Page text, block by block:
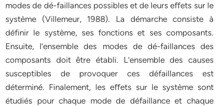
modes de dé-faillances possibles et de leurs eﬀets sur le
système (Villemeur, 1988). La démarche consiste à
définir le système, ses fonctions et ses composants.
Ensuite, l’ensemble des modes de dé-faillances des
composants doit être établi. L’ensemble des causes
susceptibles de provoquer ces défaillances est
déterminé. Finalement, les eﬀets sur le système sont
étudiés pour chaque mode de défaillance et chaque